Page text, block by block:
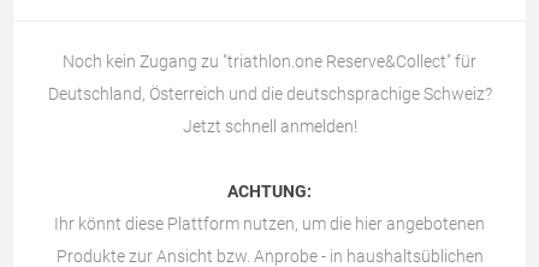
Noch kein Zugang zu "triathlon.one Reserve&Collect" für
Deutschland, Österreich und die deutschsprachige Schweiz?
Jetzt schnell anmelden!
ACHTUNG:
Ihr könnt diese Plattform nutzen, um die hier angebotenen
Produkte zur Ansicht bzw. Anprobe - in haushaltsüblichen